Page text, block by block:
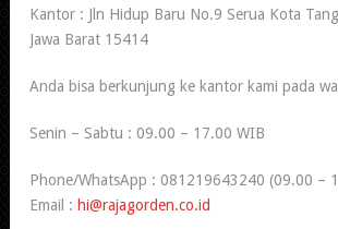
Kantor : Jln Hidup Baru No.9 Serua Kota
Jawa Barat 15414
Anda bisa berkunjung ke kantor kami pada
Senin – Sabtu : 09.00 – 17.00 WIB
Phone/WhatsApp : 081219643240 (09.00 –
Email : hi@rajagorden.co.id